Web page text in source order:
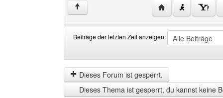
↑ Website dieses
Beiträge der letzten Zeit anzeigen:
der
letzten
Zeit
anzeigen
by
Dieses Forum ist gesperrt.
Dieses Thema ist gesperrt, du kannst keine